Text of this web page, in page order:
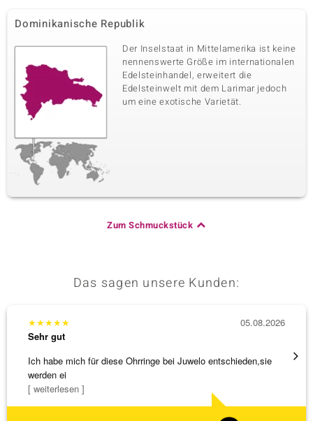
Dominikanische Republik
Der Inselstaat in Mittelamerika ist keine
nennenswerte Größe im internationalen
Edelsteinhandel, erweitert die
Edelsteinwelt mit dem Larimar jedoch
um eine exotische Varietät.
Zum Schmuckstück
Das sagen unsere Kunden:
★★★★★
Sehr gut
Ich habe mich für diese Ohrringe bei Juwelo entschieden,sie
werden ei
[ weiterlesen ]
05.08.2026